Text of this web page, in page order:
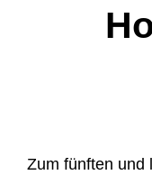
Zum fünften und